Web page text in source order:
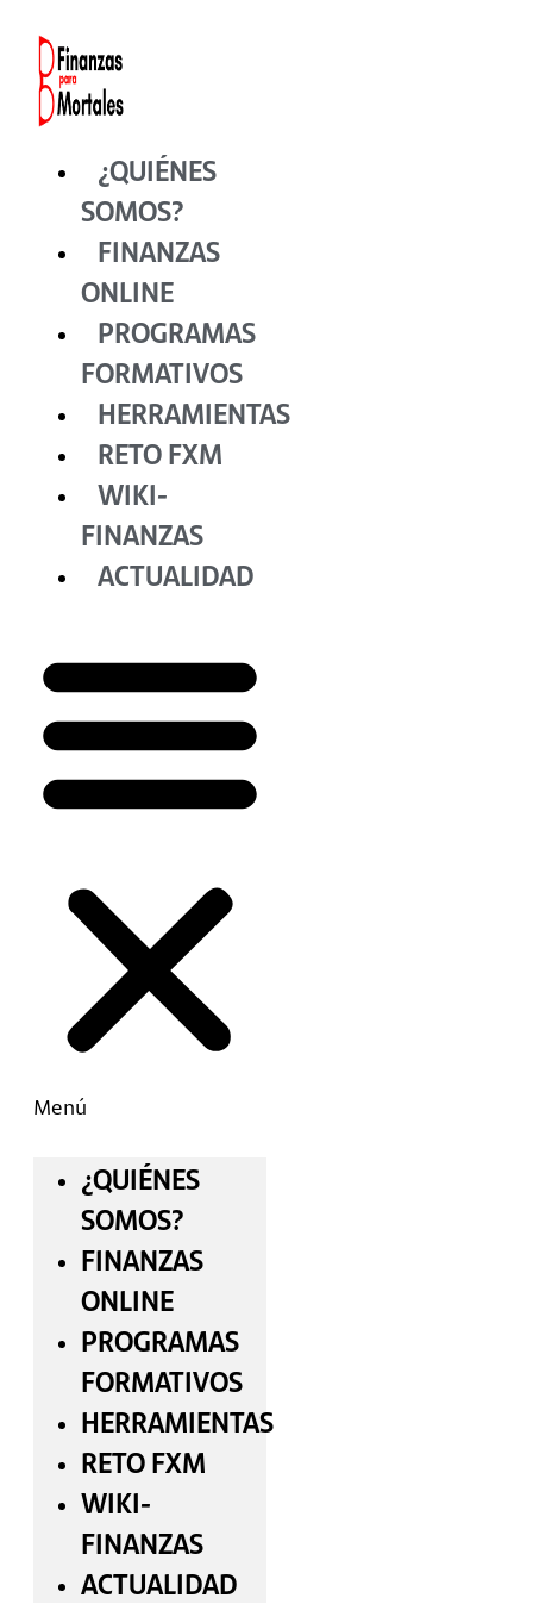
contenido
¿QUIÉNES
SOMOS?
FINANZAS
ONLINE
PROGRAMAS
FORMATIVOS
HERRAMIENTAS
RETO FXM
WIKI-
FINANZAS
ACTUALIDAD
Menú
¿QUIÉNES
SOMOS?
FINANZAS
ONLINE
PROGRAMAS
FORMATIVOS
HERRAMIENTAS
RETO FXM
WIKI-
FINANZAS
ACTUALIDAD